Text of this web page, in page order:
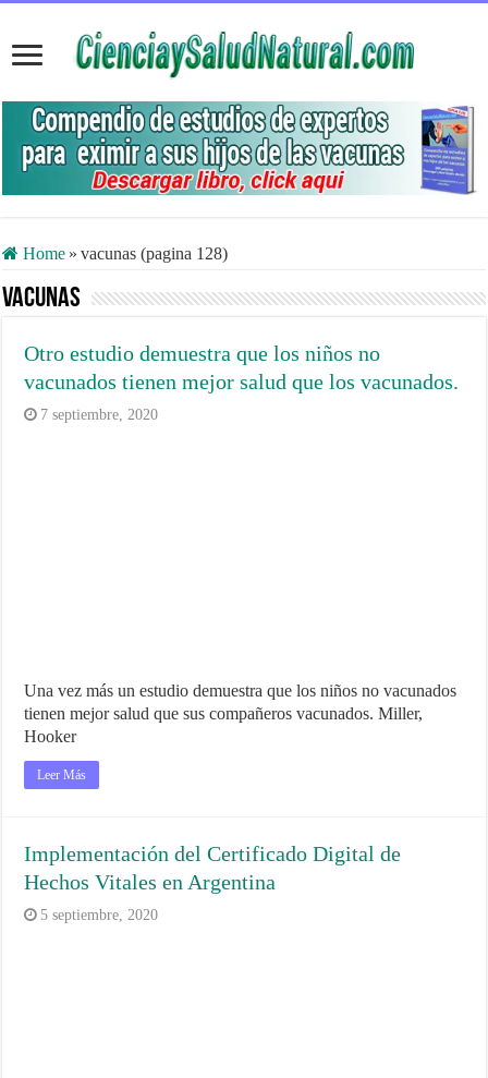
Home » vacunas (pagina 128)
vacunas
Otro estudio demuestra que los niños no
vacunados tienen mejor salud que los vacunados.
7 septiembre, 2020
Una vez más un estudio demuestra que los niños no vacunados
tienen mejor salud que sus compañeros vacunados. Miller,
Hooker
Leer Más
Implementación del Certificado Digital de
Hechos Vitales en Argentina
5 septiembre, 2020